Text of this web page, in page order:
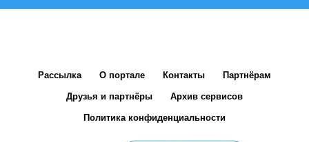
Рассылка О портале Контакты Партнёрам
Друзья и партнёры Архив сервисов
Политика конфиденциальности